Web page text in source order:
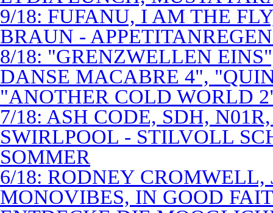
9/18: FUFANU, I AM THE
BRAUN -
8/18: "GRENZWELLEN
DANSE MACABRE 4",
"ANOTHER COLD WORLD
7/18: ASH CODE, SDH,
SWIRLPOOL - STILVOLL
SOMMER
6/18: RODNEY
MONOVIBES, IN GOOD